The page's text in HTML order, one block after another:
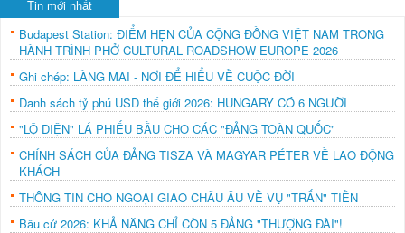
Tin mới nhất
Budapest Station: ĐIỂM HẸN CỦA CỘNG ĐỒNG VIỆT NAM TRONG
HÀNH TRÌNH PHỞ CULTURAL ROADSHOW EUROPE 2026
Ghi chép: LÀNG MAI - NƠI ĐỂ HIỂU VỀ CUỘC ĐỜI
Danh sách tỷ phú USD thế giới 2026: HUNGARY CÓ 6 NGƯỜI
"LỘ DIỆN" LÁ PHIẾU BẦU CHO CÁC "ĐẢNG TOÀN QUỐC"
CHÍNH SÁCH CỦA ĐẢNG TISZA VÀ MAGYAR PÉTER VỀ LAO ĐỘNG
KHÁCH
THÔNG TIN CHO NGOẠI GIAO CHÂU ÂU VỀ VỤ "TRẤN" TIỀN
Bầu cử 2026: KHẢ NĂNG CHỈ CÒN 5 ĐẢNG "THƯỢNG ĐÀI"!